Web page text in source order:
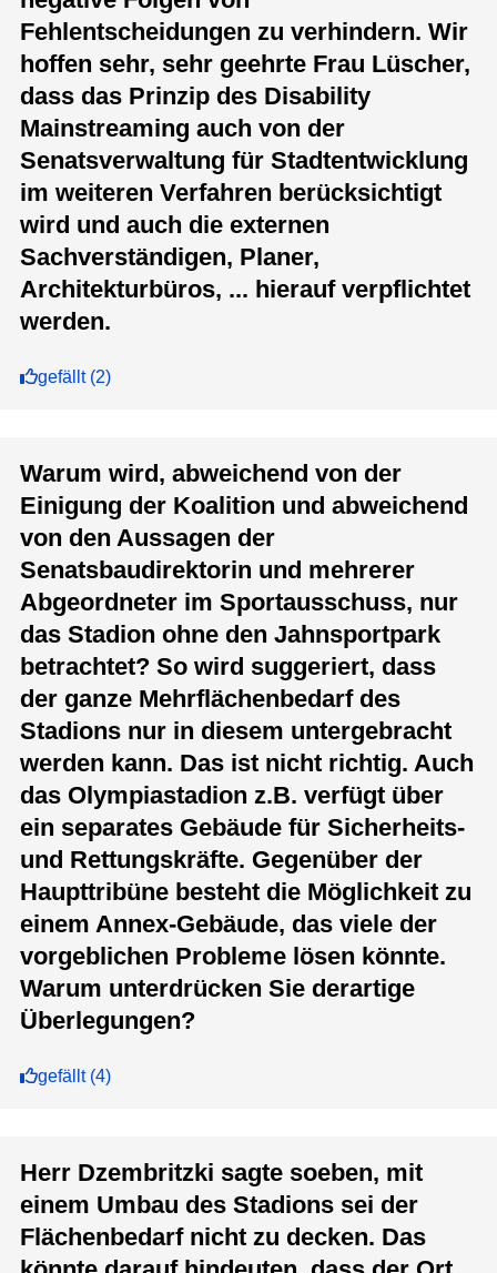
Fehlentscheidungen zu verhindern. Wir
hoffen sehr, sehr geehrte Frau Lüscher,
dass das Prinzip des Disability
Mainstreaming auch von der
Senatsverwaltung für Stadtentwicklung
im weiteren Verfahren berücksichtigt
wird und auch die externen
Sachverständigen, Planer,
Architekturbüros, ... hierauf verpflichtet
werden.
gefällt(2)
Warum wird, abweichend von der
Einigung der Koalition und abweichend
von den Aussagen der
Senatsbaudirektorin und mehrerer
Abgeordneter im Sportausschuss, nur
das Stadion ohne den Jahnsportpark
betrachtet? So wird suggeriert, dass
der ganze Mehrflächenbedarf des
Stadions nur in diesem untergebracht
werden kann. Das ist nicht richtig. Auch
das Olympiastadion z.B. verfügt über
ein separates Gebäude für Sicherheits-
und Rettungskräfte. Gegenüber der
Haupttribüne besteht die Möglichkeit zu
einem Annex-Gebäude, das viele der
vorgeblichen Probleme lösen könnte.
Warum unterdrücken Sie derartige
Überlegungen?
gefällt(4)
Herr Dzembritzki sagte soeben, mit
einem Umbau des Stadions sei der
Flächenbedarf nicht zu decken. Das